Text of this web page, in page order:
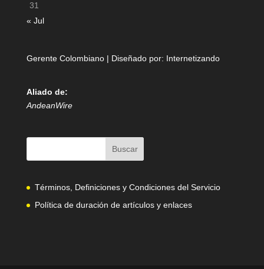
31
« Jul
Gerente Colombiano | Diseñado por: Internetizando
Aliado de:
AndeanWire
Términos, Definiciones y Condiciones del Servicio
Política de duración de artículos y enlaces